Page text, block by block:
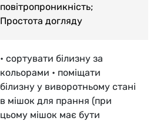
повітропроникність;
Простота догляду
• сортувати білизну за
кольорами • поміщати
білизну у виворотньому стані
в мішок для прання (при
цьому мішок має бути